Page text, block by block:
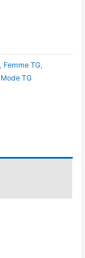
Femme TG
Mode TG